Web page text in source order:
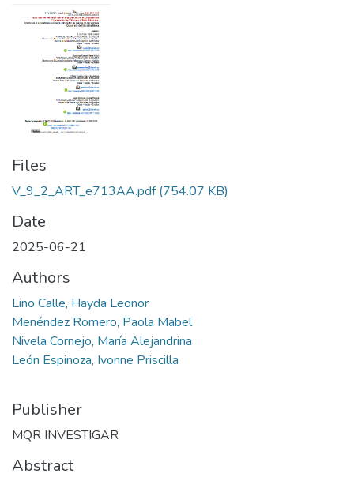
Files
V_9_2_ART_e713AA.pdf(754.07 KB)
Date
2025-06-21
Authors
Lino Calle, Hayda Leonor
Menéndez Romero, Paola Mabel
Nivela Cornejo, María Alejandrina
León Espinoza, Ivonne Priscilla
Publisher
MQR INVESTIGAR
Abstract